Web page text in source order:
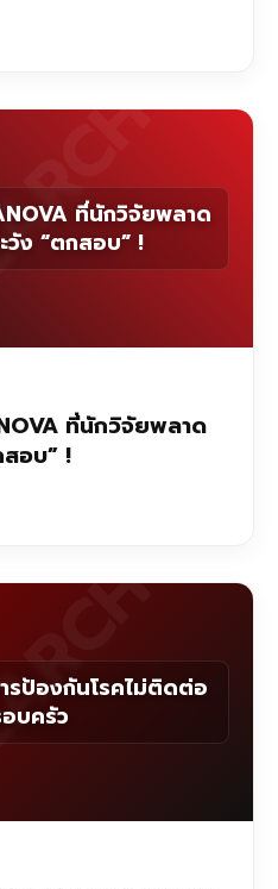
ที่นักวิจัยพลาด
วัง “ตกสอบ” !
ที่นักวิจัยพลาด
สอบ” !
รป้องกันโรคไม่ติดต่อ
บครัว